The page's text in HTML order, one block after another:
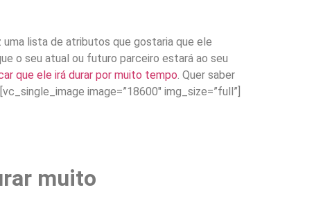
lista de atributos que gostaria que ele
o seu atual ou futuro parceiro estará ao seu
que ele irá durar por muito tempo. Quer saber
image=”18600″ img_size=”full”]
muito